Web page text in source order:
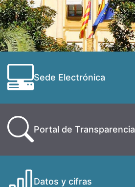
Sede Electrónica
Portal de Transparencia
Datos y cifras